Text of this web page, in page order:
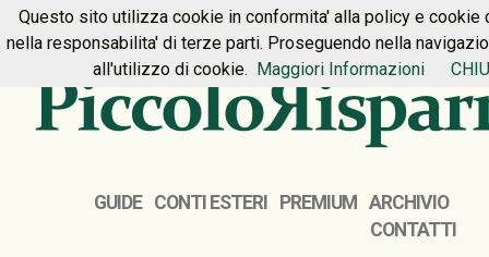
HOME PREMIUM CONTATTI
GUIDE CONTI ESTERI PREMIUM
ARCHIVIO
CONTATTI
Questo sito utilizza cookie in conformita' alla policy e cookie
nella responsabilita' di terze parti. Proseguendo nella
all'utilizzo di cookie. Maggiori Informazioni